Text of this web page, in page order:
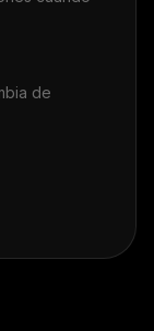
de